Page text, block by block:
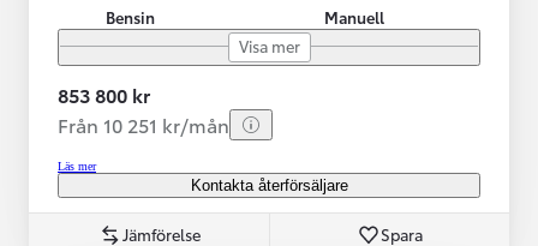
Bensin
Manuell
Visa mer
853 800 kr
Från 10 251 kr/mån
Läs mer
Kontakta återförsäljare
Jämförelse Spara